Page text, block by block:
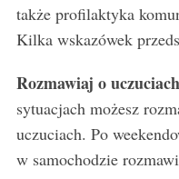
także profilaktyka
Kilka wskazówek
Rozmawiaj o uczuciach
sytuacjach możesz
uczuciach. Po
w samochodzie